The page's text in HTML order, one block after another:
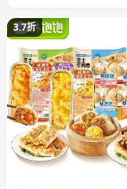
3.7折